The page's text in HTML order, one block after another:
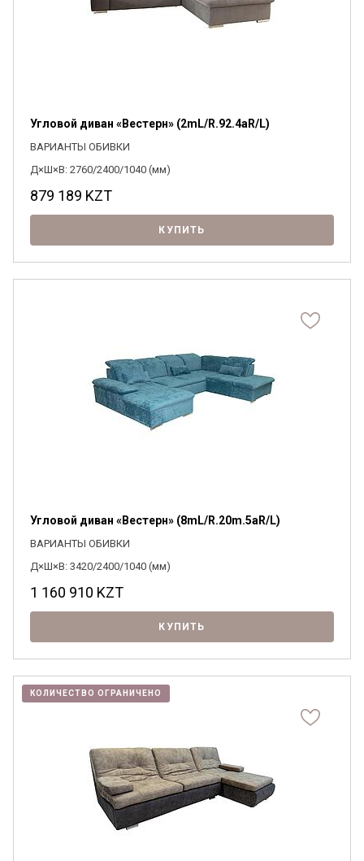
Угловой диван «Вестерн» (2mL/R.92.4aR/L)
ВАРИАНТЫ ОБИВКИ
Д×Ш×В: 2760/2400/1040 (мм)
879 189 KZT
КУПИТЬ
Угловой диван «Вестерн» (8mL/R.20m.5aR/L)
ВАРИАНТЫ ОБИВКИ
Д×Ш×В: 3420/2400/1040 (мм)
1 160 910 KZT
КУПИТЬ
КОЛИЧЕСТВО ОГРАНИЧЕНО